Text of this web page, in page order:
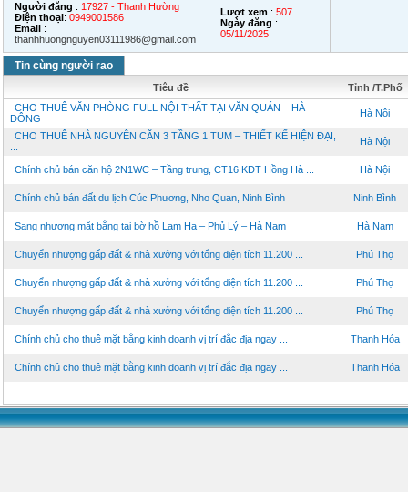
Người đăng : 17927 - Thanh Hường
Điện thoại: 0949001586
Email :
thanhhuongnguyen03111986@gmail.com
Lượt xem : 507
Ngày đăng :
05/11/2025
Tin cùng người rao
Tiêu đề
Tỉnh /T.Phố
CHO THUÊ VĂN PHÒNG FULL NỘI THẤT TẠI VĂN QUÁN – HÀ
ĐÔNG
Hà Nội
CHO THUÊ NHÀ NGUYÊN CĂN 3 TẦNG 1 TUM – THIẾT KẾ HIỆN ĐẠI,
Hà Nội
Chính chủ bán căn hộ 2N1WC – Tầng trung, CT16 KĐT Hồng Hà ... Hà Nội
Chính chủ bán đất du lịch Cúc Phương, Nho Quan, Ninh Bình Ninh Bình
Sang nhượng mặt bằng tại bờ hồ Lam Hạ – Phủ Lý – Hà Nam Hà Nam
Chuyển nhượng gấp đất & nhà xưởng với tổng diện tích 11.200 ... Phú Thọ
Chuyển nhượng gấp đất & nhà xưởng với tổng diện tích 11.200 ... Phú Thọ
Chuyển nhượng gấp đất & nhà xưởng với tổng diện tích 11.200 ... Phú Thọ
Chính chủ cho thuê mặt bằng kinh doanh vị trí đắc địa ngay ... Thanh Hóa
Chính chủ cho thuê mặt bằng kinh doanh vị trí đắc địa ngay ... Thanh Hóa